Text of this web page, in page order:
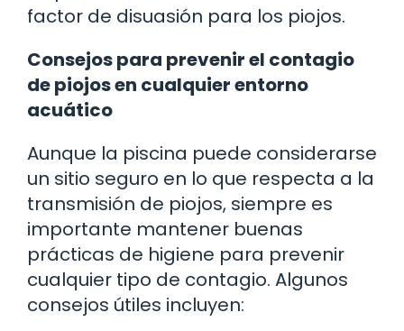
factor de disuasión para los piojos.
Consejos para prevenir el contagio
de piojos en cualquier entorno
acuático
Aunque la piscina puede considerarse
un sitio seguro en lo que respecta a la
transmisión de piojos, siempre es
importante mantener buenas
prácticas de higiene para prevenir
cualquier tipo de contagio. Algunos
consejos útiles incluyen: